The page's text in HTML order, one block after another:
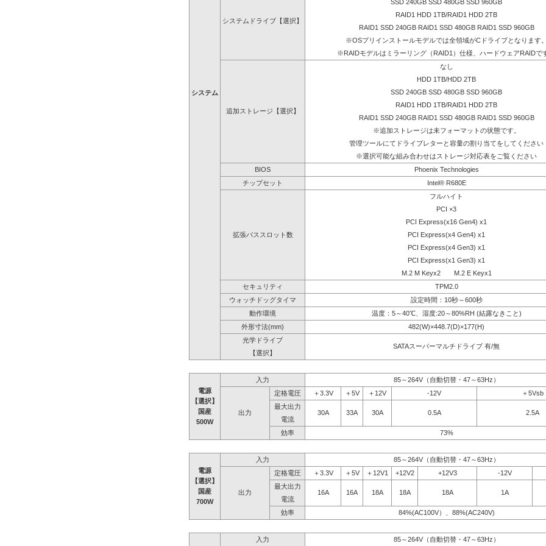
システム
システムドライブ【選択】
SSD 240GB SSD 480GB SSD 960GB
RAID1 HDD 1TB/RAID1 HDD 2TB
RAID1 SSD 240GB RAID1 SSD 480GB RAID1 SSD 960GB
※OSプリインストールモデルでは全領域がCドライブとなります
※RAIDモデルはミラーリング（RAID1）仕様、ハードウェアRAIDで
追加ストレージ【選択】
なし
HDD 1TB/HDD 2TB
SSD 240GB SSD 480GB SSD 960GB
RAID1 HDD 1TB/RAID1 HDD 2TB
RAID1 SSD 240GB RAID1 SSD 480GB RAID1 SSD 960GB
※追加ストレージは未フォーマットの状態です。
管理ツールにてドライブレターと容量の割り当てをしてください
※選択可能な組み合わせはストレージ対応表をご覧ください
BIOS
Phoenix Technologies
チップセット
Intel® R680E
拡張バススロット数
フルハイト
PCI ×3
PCI Express(x16 Gen4) x1
PCI Express(x4 Gen4) x1
PCI Express(x4 Gen3) x1
PCI Express(x1 Gen3) x1
M.2 M Keyx2 M.2 E Keyx1
セキュリティ
TPM2.0
ウォッチドッグタイマ
設定時間：10秒～600秒
動作環境
温度：5～40℃、湿度:20～80%RH (結露なきこと)
外形寸法(mm)
482(W)×448.7(D)×177(H)
光学ドライブ
SATAスーパーマルチドライブ 有/無
【選択】
電源
【選択】
国産
500W
入力 85～264V（自動切替・47～63Hz）
出力
定格電圧 ＋3.3V ＋5V ＋12V -12V
＋5Vsb
最大出力
30A
33A 30A 0.5A
2.5A
電流
効率
73%
電源
【選択】
国産
700W
入力 85～264V（自動切替・47～63Hz）
出力
定格電圧 ＋3.3V ＋5V ＋12V1 +12V2 +12V3
-12V
最大出力
16A
16A 18A 18A 18A
1A
電流
効率
84%(AC100V）、88%(AC240V)
入力 85～264V（自動切替・47～63Hz）